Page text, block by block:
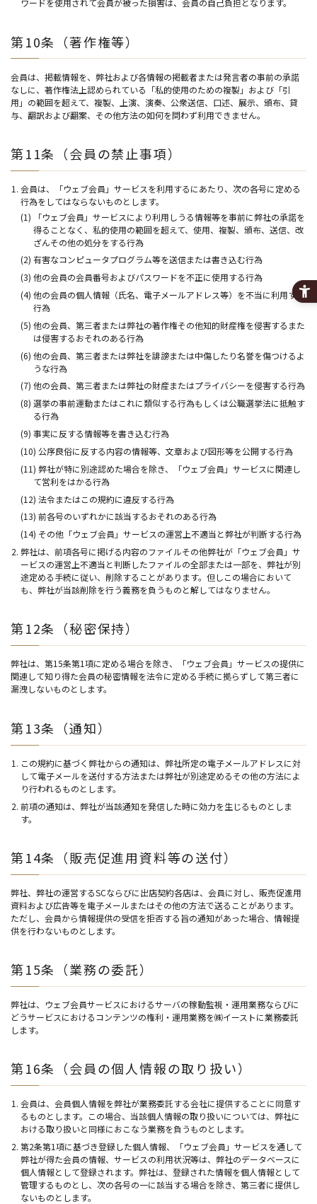
ワードを使用されて会員が被った損害は、会員の自己負担となります。
第10条（著作権等）
会員は、掲載情報を、弊社および各情報の掲載者または発言者の事前の承諾
なしに、著作権法上認められている「私的使用のための複製」および「引
用」の範囲を超えて、複製、上演、演奏、公衆送信、口述、展示、頒布、貸
与、翻訳および翻案、その他方法の如何を問わず利用できません。
第11条（会員の禁止事項）
会員は、「ウェブ会員」サービスを利用するにあたり、次の各号に定める
行為をしてはならないものとします。
(1) 「ウェブ会員」サービスにより利用しうる情報等を事前に弊社の承諾を
得ることなく、私的使用の範囲を超えて、使用、複製、頒布、送信、改
ざんその他の処分をする行為
(2) 有害なコンピュータプログラム等を送信または書き込む行為
(3) 他の会員の会員番号およびパスワードを不正に使用する行為
(4) 他の会員の個人情報（氏名、電子メールアドレス等）を不当に利用する
行為
(5) 他の会員、第三者または弊社の著作権その他知的財産権を侵害するまた
は侵害するおそれのある行為
(6) 他の会員、第三者または弊社を誹謗または中傷したり名誉を傷つけるよ
うな行為
(7) 他の会員、第三者または弊社の財産またはプライバシーを侵害する行為
(8) 選挙の事前運動またはこれに類似する行為もしくは公職選挙法に抵触す
る行為
(9) 事実に反する情報等を書き込む行為
(10) 公序良俗に反する内容の情報等、文章および図形等を公開する行為
(11) 弊社が特に別途認めた場合を除き、「ウェブ会員」サービスに関連し
て営利をはかる行為
(12) 法令またはこの規約に違反する行為
(13) 前各号のいずれかに該当するおそれのある行為
(14) その他「ウェブ会員」サービスの運営上不適当と弊社が判断する行為
弊社は、前項各号に掲げる内容のファイルその他弊社が「ウェブ会員」サ
ービスの運営上不適当と判断したファイルの全部または一部を、弊社が別
途定める手続に従い、削除することがあります。但しこの場合において
も、弊社が当該削除を行う義務を負うものと解してはなりません。
第12条（秘密保持）
弊社は、第15条第1項に定める場合を除き、「ウェブ会員」サービスの提供に
関連して知り得た会員の秘密情報を法令に定める手続に拠らずして第三者に
漏洩しないものとします。
第13条（通知）
この規約に基づく弊社からの通知は、弊社所定の電子メールアドレスに対
して電子メールを送付する方法または弊社が別途定めるその他の方法によ
り行われるものとします。
前項の通知は、弊社が当該通知を発信した時に効力を生じるものとしま
す。
第14条（販売促進用資料等の送付）
弊社、弊社の運営するSCならびに出店契約各店は、会員に対し、販売促進用
資料および広告等を電子メールまたはその他の方法で送ることがあります。
ただし、会員から情報提供の受信を拒否する旨の通知があった場合、情報提
供を行わないものとします。
第15条（業務の委託）
弊社は、ウェブ会員サービスにおけるサーバの稼動監視・運用業務ならびに
どうサービスにおけるコンテンツの権利・運用業務を㈱イーストに業務委託
します。
第16条（会員の個人情報の取り扱い）
会員は、会員個人情報を弊社が業務委託する会社に提供することに同意す
るものとします。この場合、当該個人情報の取り扱いについては、弊社に
おける取り扱いと同様におこなう業務を負うものとします。
第2条第1項に基づき登録した個人情報、「ウェブ会員」サービスを通して
弊社が得た会員の情報、サービスの利用状況等は、弊社のデータベースに
個人情報として登録されます。弊社は、登録された情報を個人情報として
管理するものとし、次の各号の一に該当する場合を除き、第三者に提供し
ないものとします。